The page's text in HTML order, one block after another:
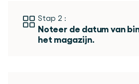
Stap 2 :
Noteer de datum van
het magazijn.